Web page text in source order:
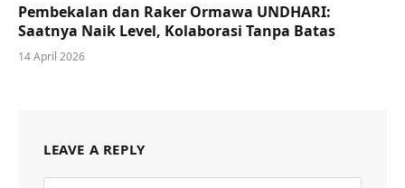
Pembekalan dan Raker Ormawa UNDHARI:
Saatnya Naik Level, Kolaborasi Tanpa Batas
14 April 2026
LEAVE A REPLY